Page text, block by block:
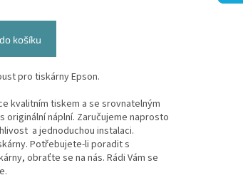
košíku
pro tiskárny Epson.
kvalitním tiskem a se srovnatelným
náplní. Zaručujeme naprosto
a jednoduchou instalaci.
Potřebujete-li poradit s
obraťte se na nás. Rádi Vám se